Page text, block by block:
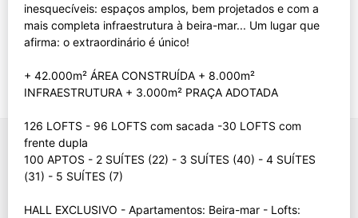
inesquecíveis: espaços amplos, bem projetados e com a
mais completa infraestrutura à beira-mar... Um lugar que
afirma: o extraordinário é único!
+ 42.000m² ÁREA CONSTRUÍDA + 8.000m²
INFRAESTRUTURA + 3.000m² PRAÇA ADOTADA
126 LOFTS - 96 LOFTS com sacada -30 LOFTS com
frente dupla
100 APTOS - 2 SUÍTES (22) - 3 SUÍTES (40) - 4 SUÍTES
(31) - 5 SUÍTES (7)
HALL EXCLUSIVO - Apartamentos: Beira-mar - Lofts: